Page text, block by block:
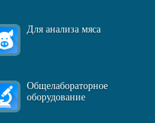
Для анализа мяса
Общелабораторное
оборудование